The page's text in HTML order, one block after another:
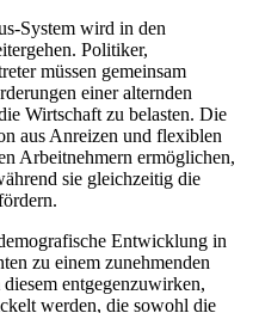
System wird in den
Politiker,
müssen gemeinsam
einer alternden
Wirtschaft zu belasten. Die
aus Anreizen und flexiblen
Arbeitnehmern ermöglichen,
sie gleichzeitig die
Entwicklung in
zu einem zunehmenden
entgegenzuwirken,
werden, die sowohl die